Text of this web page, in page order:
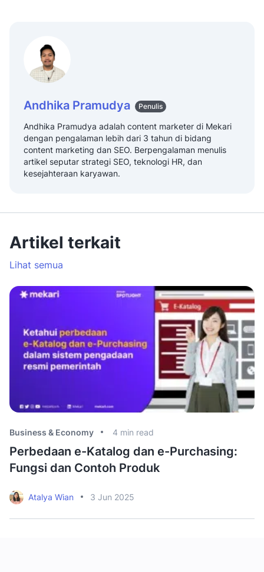
Andhika Pramudya Penulis
Andhika Pramudya adalah content marketer di Mekari
dengan pengalaman lebih dari 3 tahun di bidang
content marketing dan SEO. Berpengalaman menulis
artikel seputar strategi SEO, teknologi HR, dan
kesejahteraan karyawan.
Artikel terkait
Lihat semua
Business & Economy 4 min read
Perbedaan e-Katalog dan e-Purchasing:
Fungsi dan Contoh Produk
Atalya Wian 3 Jun 2025